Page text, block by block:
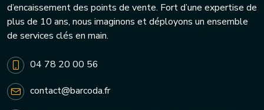
d’encaissement des points de vente. Fort d’une expertise de
plus de 10 ans, nous imaginons et déployons un ensemble
de services clés en main.
04 78 20 00 56
contact@barcoda.fr